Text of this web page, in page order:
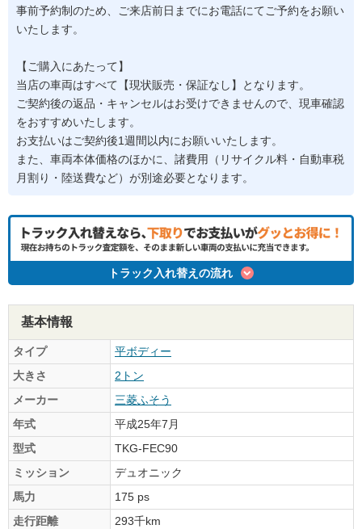
事前予約制のため、ご来店前日までにお電話にてご予約をお願い
いたします。
【ご購入にあたって】
当店の車両はすべて【現状販売・保証なし】となります。
ご契約後の返品・キャンセルはお受けできませんので、現車確認
をおすすめいたします。
お支払いはご契約後1週間以内にお願いいたします。
また、車両本体価格のほかに、諸費用（リサイクル料・自動車税
月割り・陸送費など）が別途必要となります。
トラック入れ替えの流れ
基本情報
タイプ
平ボディー
大きさ
2トン
メーカー
三菱ふそう
年式
平成25年7月
型式
TKG-FEC90
ミッション
デュオニック
馬力
175 ps
走行距離
293千km